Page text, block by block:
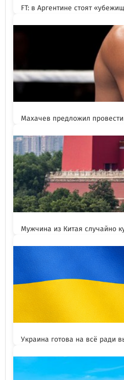
FT: в Аргентине стоят
Махачев предложил провести
Мужчина из Китая случайно
Украина готова на всё ради